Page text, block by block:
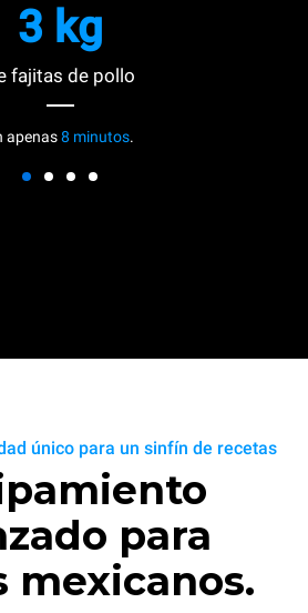
3 kg
fajitas de pollo
apenas8 minutos.
único para un sinfín de recetas
para
mexicanos.